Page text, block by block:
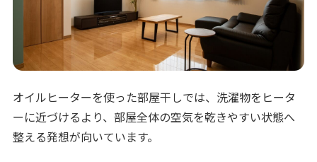
オイルヒーターを使った部屋干しでは、洗濯物をヒータ
ーに近づけるより、部屋全体の空気を乾きやすい状態へ
整える発想が向いています。